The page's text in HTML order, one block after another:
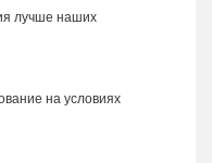
лучше наших
на условиях